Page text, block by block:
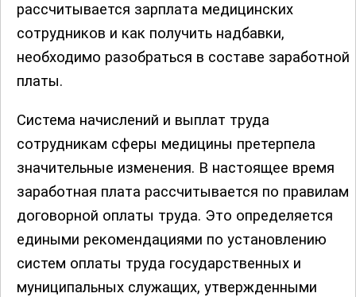
рассчитывается зарплата медицинских
сотрудников и как получить надбавки,
необходимо разобраться в составе заработной
платы.
Система начислений и выплат труда
сотрудникам сферы медицины претерпела
значительные изменения. В настоящее время
заработная плата рассчитывается по правилам
договорной оплаты труда. Это определяется
едиными рекомендациями по установлению
систем оплаты труда государственных и
муниципальных служащих, утвержденными